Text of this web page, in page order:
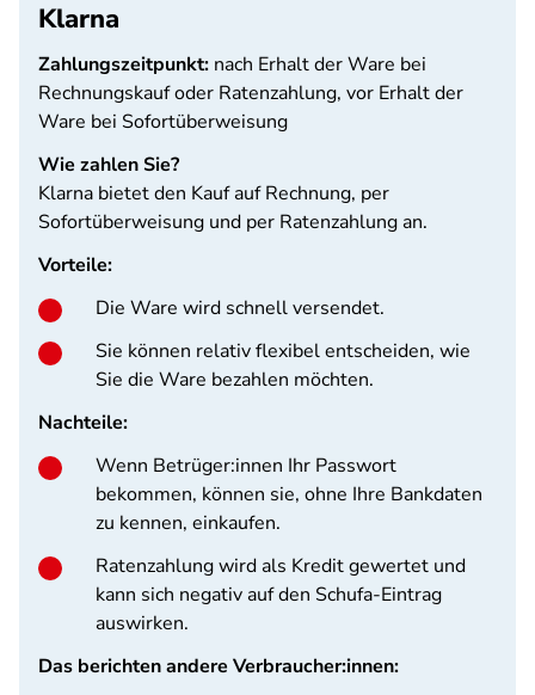
Klarna
Zahlungszeitpunkt: nach Erhalt der Ware bei
Rechnungskauf oder Ratenzahlung, vor Erhalt der
Ware bei Sofortüberweisung
Wie zahlen Sie?
Klarna bietet den Kauf auf Rechnung, per
Sofortüberweisung und per Ratenzahlung an.
Vorteile:
Die Ware wird schnell versendet.
Sie können relativ flexibel entscheiden, wie
Sie die Ware bezahlen möchten.
Nachteile:
Wenn Betrüger:innen Ihr Passwort
bekommen, können sie, ohne Ihre Bankdaten
zu kennen, einkaufen.
Ratenzahlung wird als Kredit gewertet und
kann sich negativ auf den Schufa-Eintrag
auswirken.
Das berichten andere Verbraucher:innen: